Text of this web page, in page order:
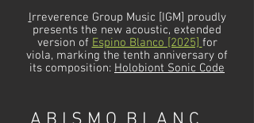
Irreverence Group Music [IGM] proudly
presents the new acoustic, extended
version of Espino Blanco [2025] for
viola, marking the tenth anniversary of
its composition: Holobiont Sonic Code